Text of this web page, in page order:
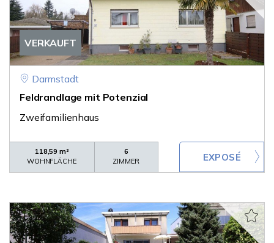
VERKAUFT
Darmstadt
Feldrandlage mit Potenzial
Zweifamilienhaus
118,59 m²
WOHNFLÄCHE
6
ZIMMER